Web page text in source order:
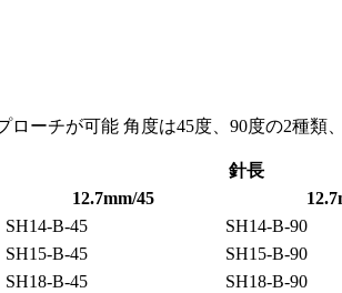
ローチが可能 角度は45度、90度の2種
針長
12.7mm/45
SH14-B-45 SH14-B-90
SH15-B-45 SH15-B-90
SH18-B-45 SH18-B-90